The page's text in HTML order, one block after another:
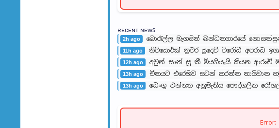
ʀᴇᴄᴇɴᴛ ɴᴇᴡꜱ
2h ago බොරැල්ල මැගසින් බන්ධනගාරයේ
11h ago නිව්යොර්ක් නුවර යුදෙව් විරෝධී අපරාධ
12h ago අවුන් සාන් සූ කී මියගියැයි කියන ආරංචි
13h ago චීනයට එරෙහිව සටන් කරන්න තායිවාන
13h ago ඩෙංගු එන්නත අනුමැතිය පෞද්ගලික